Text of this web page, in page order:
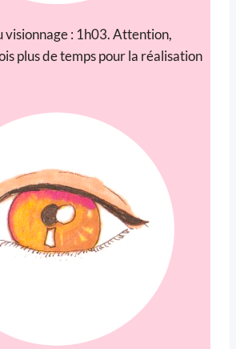
visionnage : 1h03. Attention,
plus de temps pour la réalisation